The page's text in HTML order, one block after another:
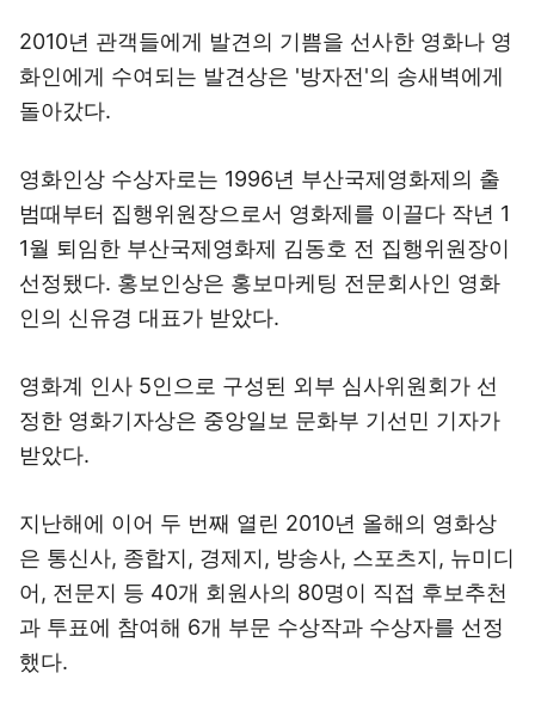
2010년 관객들에게 발견의 기쁨을 선사한 영화나 영
화인에게 수여되는 발견상은 '방자전'의 송새벽에게
돌아갔다.
영화인상 수상자로는 1996년 부산국제영화제의 출
범때부터 집행위원장으로서 영화제를 이끌다 작년 1
1월 퇴임한 부산국제영화제 김동호 전 집행위원장이
선정됐다. 홍보인상은 홍보마케팅 전문회사인 영화
인의 신유경 대표가 받았다.
영화계 인사 5인으로 구성된 외부 심사위원회가 선
정한 영화기자상은 중앙일보 문화부 기선민 기자가
받았다.
지난해에 이어 두 번째 열린 2010년 올해의 영화상
은 통신사, 종합지, 경제지, 방송사, 스포츠지, 뉴미디
어, 전문지 등 40개 회원사의 80명이 직접 후보추천
과 투표에 참여해 6개 부문 수상작과 수상자를 선정
했다.